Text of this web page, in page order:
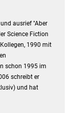
ausrief "Aber
Science Fiction
1990 mit
schon 1995 im
schreibt er
und hat